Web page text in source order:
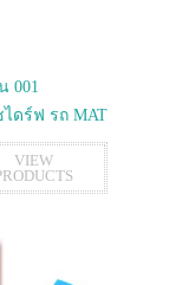
001
ดร์ฟ รถ MAT
VIEW